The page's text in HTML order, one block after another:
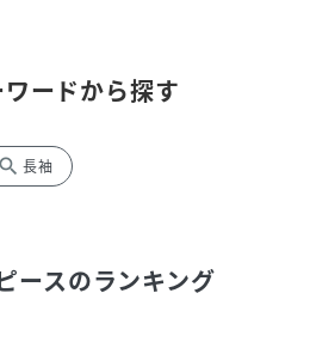
ードから探す
search 長袖
ースのランキング